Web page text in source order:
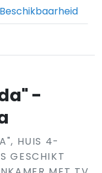
Beschikbaarheid
-
HUIS 4-
GESCHIKT